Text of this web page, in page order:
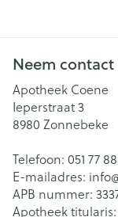
Neem
Apotheek Coene
Ieperstraat 3
8980 Zonnebeke
Telefoon: 051 77
E-mailadres:
APB nummer:
Apotheek titularis: